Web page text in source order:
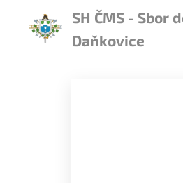
SH ČMS - Sbor
Daňkovice